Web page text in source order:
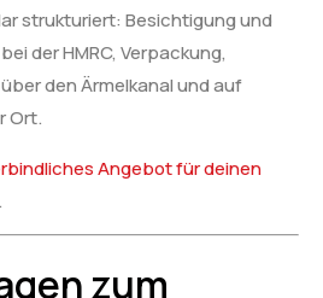
strukturiert: Besichtigung und
der HMRC, Verpackung,
den Ärmelkanal und auf
Ort.
Angebot für deinen
.
zum